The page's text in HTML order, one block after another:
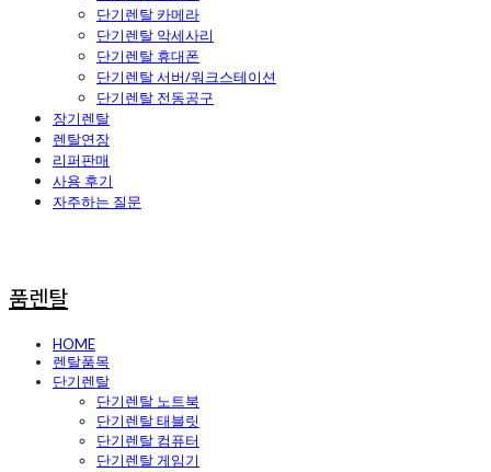
단기렌탈 카메라
단기렌탈 악세사리
단기렌탈 휴대폰
단기렌탈 서버/워크스테이션
단기렌탈 전동공구
장기렌탈
렌탈연장
리퍼판매
사용 후기
자주하는 질문
품렌탈
HOME
렌탈품목
단기렌탈
단기렌탈 노트북
단기렌탈 태블릿
단기렌탈 컴퓨터
단기렌탈 게임기